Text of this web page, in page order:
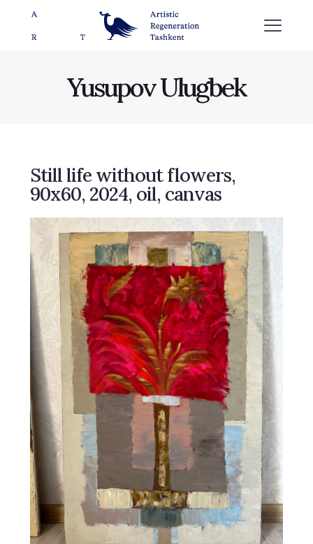
Yusupov Ulugbek
Still life without flowers,
90х60, 2024, oil, canvas